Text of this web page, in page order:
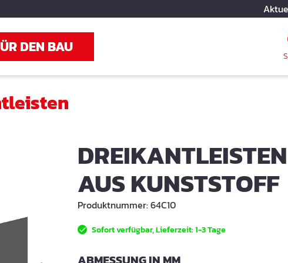
DEN BAU
AUS KUNSTSTOFF
Produktnummer:64C10
Sofort verfügbar, Lieferzeit: 1-3 Tage
AUSWÄHLEN